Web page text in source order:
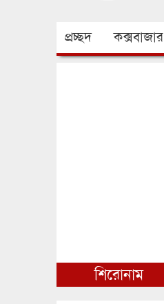
প্রচ্ছদ কক্সবাজার
শিরোনাম